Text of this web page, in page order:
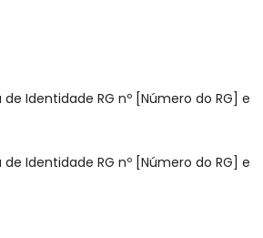
Identidade RG nº [Número do RG] e
Identidade RG nº [Número do RG] e